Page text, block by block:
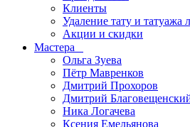
Клиенты
Удаление тату и татуажа
Акции и скидки
Мастера
Ольга Зуева
Пётр Мавренков
Дмитрий Прохоров
Дмитрий
Ника Логачева
Ксения Емельянова